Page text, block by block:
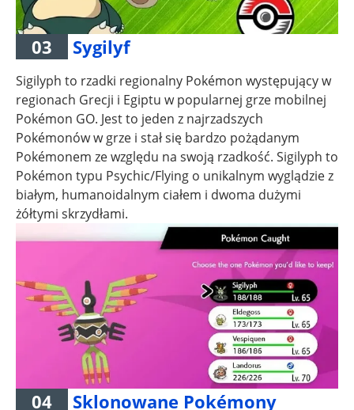
03 Sygilyf
Sigilyph to rzadki regionalny Pokémon występujący w
regionach Grecji i Egiptu w popularnej grze mobilnej
Pokémon GO. Jest to jeden z najrzadszych
Pokémonów w grze i stał się bardzo pożądanym
Pokémonem ze względu na swoją rzadkość. Sigilyph to
Pokémon typu Psychic/Flying o unikalnym wyglądzie z
białym, humanoidalnym ciałem i dwoma dużymi
żółtymi skrzydłami.
04 Sklonowane Pokémony